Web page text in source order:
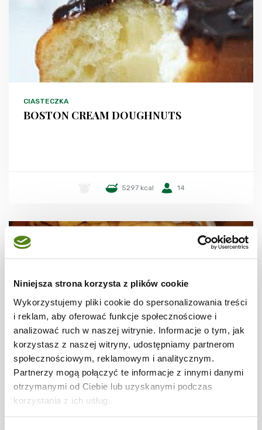
Niniejsza strona korzysta z plików cookie
Wykorzystujemy pliki cookie do spersonalizowania treści
i reklam, aby oferować funkcje społecznościowe i
analizować ruch w naszej witrynie. Informacje o tym, jak
korzystasz z naszej witryny, udostępniamy partnerom
społecznościowym, reklamowym i analitycznym.
Partnerzy mogą połączyć te informacje z innymi danymi
otrzymanymi od Ciebie lub uzyskanymi podczas
korzystania z ich usług.
CIASTECZKA
BOSTON CREAM DOUGHNUTS
5297 kcal 14
CIASTECZKA
Faworki drożdzowe